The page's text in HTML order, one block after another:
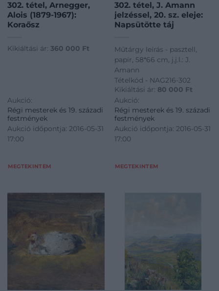
302. tétel, Arnegger,
Alois (1879-1967):
Koraősz
Kikiáltási ár: 360 000 Ft
Aukció:
Régi mesterek és 19. századi
festmények
Aukció időpontja: 2016-05-31
17:00
MEGTEKINTEM
302. tétel, J. Amann
jelzéssel, 20. sz. eleje:
Napsütötte táj
Műtárgy leírás - pasztell,
papír, 58*66 cm, j.j.l.: J.
Amann
Tételkód - NAG216-302
Kikiáltási ár: 80 000 Ft
Aukció:
Régi mesterek és 19. századi
festmények
Aukció időpontja: 2016-05-31
17:00
MEGTEKINTEM